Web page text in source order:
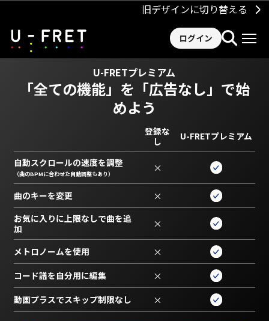
旧デザインに切り替える
ログイン
U-FRETプレミアム
「全ての機能」を 「広告なし」で始
めよう
登録な
し
U-FRETプレミアム
自動スクロールの速度を調整
（曲のBPMに合わせた自動調整もあり） ×
曲のキーを変更 ×
お気に入りに上限なしで曲を追
加
×
メトロノームを使用 ×
コード譜を自分用に編集 ×
動画プラスでスキップ制限なし ×